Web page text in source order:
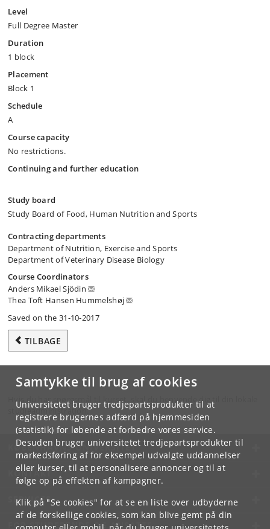
Samtykke til brug af cookies
Universitetet bruger tredjepartsprodukter til at
registrere brugernes adfærd på hjemmesiden
(statistik) for løbende at forbedre vores service.
Desuden bruger universitetet tredjepartsprodukter til
markedsføring af for eksempel udvalgte uddannelser
eller kurser, til at personalisere annoncer og til at
følge op på effekten af kampagner.
Klik på "Se cookies" for at se en liste over udbyderne
af de forskellige cookies, som kan blive gemt på din
Level
Full Degree Master
Duration
1 block
Placement
Block 1
Schedule
A
Course capacity
No restrictions.
Continuing and further education
Study board
Study Board of Food, Human Nutrition and Sports
Contracting departments
Department of Nutrition, Exercise and Sports
Department of Veterinary Disease Biology
Course Coordinators
Anders Mikael Sjödin
Thea Toft Hansen Hummelshøj
Saved on the 31-10-2017
TILBAGE
Hvis du har spørgsmål til kurset, skal du henvende dig til din lokale
studieadministration.
KØBENHAVNS UNIVERSITET
KONTAKT
SERVICES
FOR STUDERENDE OG ANSATTE